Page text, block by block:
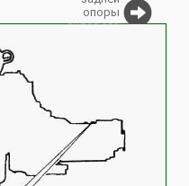
опоры
силового